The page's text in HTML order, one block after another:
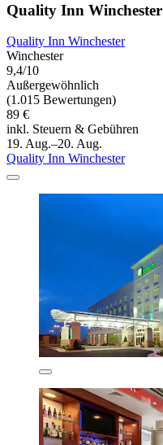
Quality Inn Winchester
Quality Inn Winchester
Winchester
9,4/10
Außergewöhnlich
(1.015 Bewertungen)
89 €
inkl. Steuern & Gebühren
19. Aug.–20. Aug.
Quality Inn Winchester